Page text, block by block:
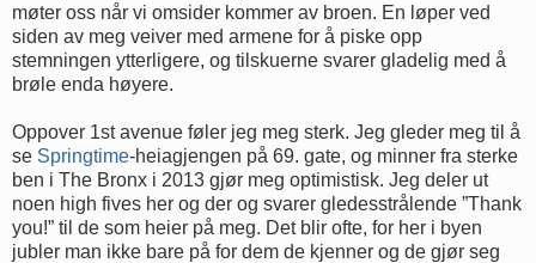
møter oss når vi omsider kommer av broen. En løper ved
siden av meg veiver med armene for å piske opp
stemningen ytterligere, og tilskuerne svarer gladelig med å
brøle enda høyere.
Oppover 1st avenue føler jeg meg sterk. Jeg gleder meg til å
se Springtime-heiagjengen på 69. gate, og minner fra sterke
ben i The Bronx i 2013 gjør meg optimistisk. Jeg deler ut
noen high fives her og der og svarer gledesstrålende ”Thank
you!” til de som heier på meg. Det blir ofte, for her i byen
jubler man ikke bare på for dem de kjenner og de gjør seg